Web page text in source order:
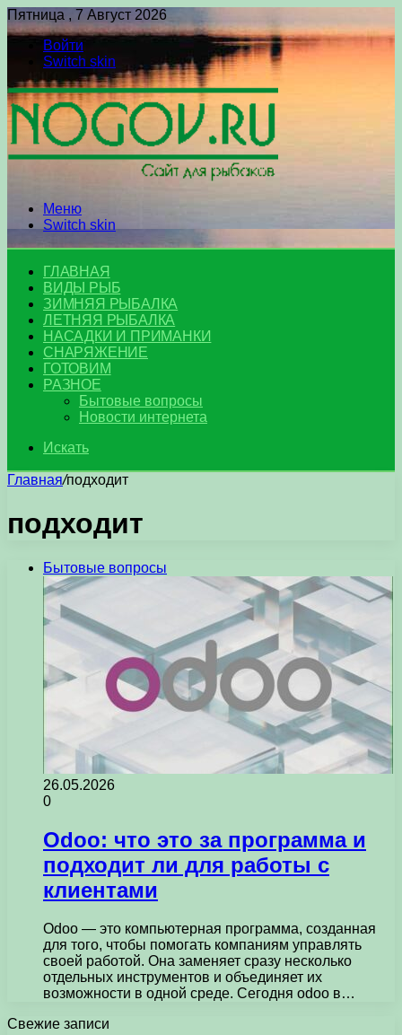
Пятница , 7 Август 2026
Войти
Switch skin
Меню
Switch skin
ГЛАВНАЯ
ВИДЫ РЫБ
ЗИМНЯЯ РЫБАЛКА
ЛЕТНЯЯ РЫБАЛКА
НАСАДКИ И ПРИМАНКИ
СНАРЯЖЕНИЕ
ГОТОВИМ
РАЗНОЕ
Бытовые вопросы
Новости интернета
Искать
Главная/подходит
подходит
Бытовые вопросы
26.05.2026
0
Odoo: что это за программа и
подходит ли для работы с
клиентами
Odoo — это компьютерная программа, созданная
для того, чтобы помогать компаниям управлять
своей работой. Она заменяет сразу несколько
отдельных инструментов и объединяет их
возможности в одной среде. Сегодня odoo в…
Свежие записи